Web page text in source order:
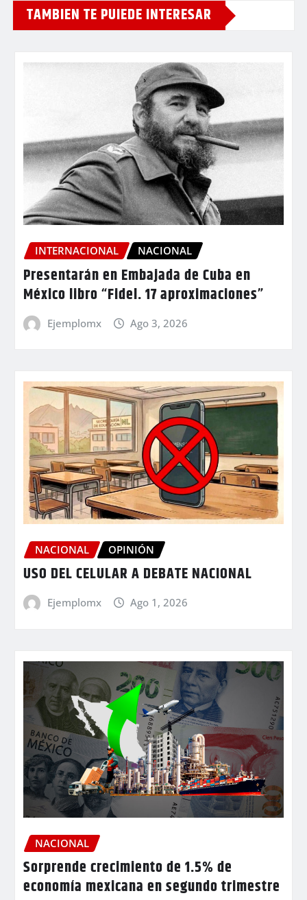
TAMBIEN TE PUIEDE INTERESAR
INTERNACIONAL NACIONAL
Presentarán en Embajada de Cuba en
México libro “Fidel. 17 aproximaciones”
Ejemplomx Ago 3, 2026
NACIONAL OPINIÓN
USO DEL CELULAR A DEBATE NACIONAL
Ejemplomx Ago 1, 2026
NACIONAL
Sorprende crecimiento de 1.5% de
economía mexicana en segundo trimestre